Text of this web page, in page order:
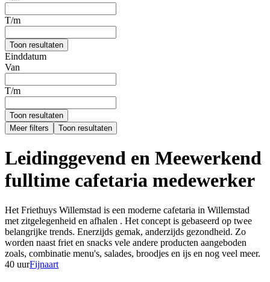
T/m
Toon resultaten
Einddatum
Van
T/m
Toon resultaten
Meer filters
Toon resultaten
Leidinggevend en Meewerkend
fulltime cafetaria medewerker
Het Friethuys Willemstad is een moderne cafetaria in Willemstad
met zitgelegenheid en afhalen . Het concept is gebaseerd op twee
belangrijke trends. Enerzijds gemak, anderzijds gezondheid. Zo
worden naast friet en snacks vele andere producten aangeboden
zoals, combinatie menu's, salades, broodjes en ijs en nog veel meer.
40 uurFijnaart